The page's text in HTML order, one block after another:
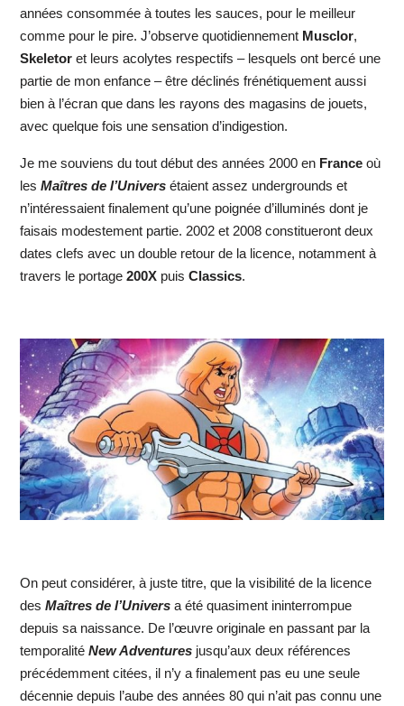
années consommée à toutes les sauces, pour le meilleur
comme pour le pire. J’observe quotidiennement Musclor,
Skeletoret leurs acolytes respectifs – lesquels ont bercé une
partie de mon enfance – être déclinés frénétiquement aussi
bien à l’écran que dans les rayons des magasins de jouets,
avec quelque fois une sensation d’indigestion.
Je me souviens du tout début des années 2000 en Franceoù
les Maîtres de l’Universétaient assez undergrounds et
n’intéressaient finalement qu’une poignée d’illuminés dont je
faisais modestement partie. 2002 et 2008 constitueront deux
dates clefs avec un double retour de la licence, notamment à
travers le portage 200Xpuis Classics.
On peut considérer, à juste titre, que la visibilité de la licence
des Maîtres de l’Universa été quasiment ininterrompue
depuis sa naissance. De l’œuvre originale en passant par la
temporalité New Adventuresjusqu’aux deux références
précédemment citées, il n’y a finalement pas eu une seule
décennie depuis l’aube des années 80 qui n’ait pas connu une